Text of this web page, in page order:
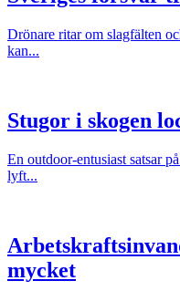
Drönare ritar om slagfälten
kan...
Stugor i skogen
En outdoor-entusiast satsar
lyft...
mycket